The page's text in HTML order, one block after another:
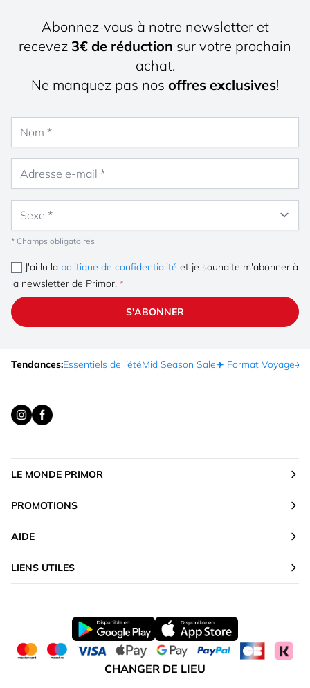
Abonnez-vous à notre newsletter et
recevez 3€ de réduction sur votre prochain
achat.
Ne manquez pas nos offres exclusives!
* Champs obligatoires
J'ai lu la politique de confidentialité et je souhaite m'abonner à
la newsletter de Primor.
S'ABONNER
Tendances:Essentiels de l’étéMid Season Sale✈️ Format Voyage☀️
LE MONDE PRIMOR
PROMOTIONS
AIDE
LIENS UTILES
CHANGER DE LIEU